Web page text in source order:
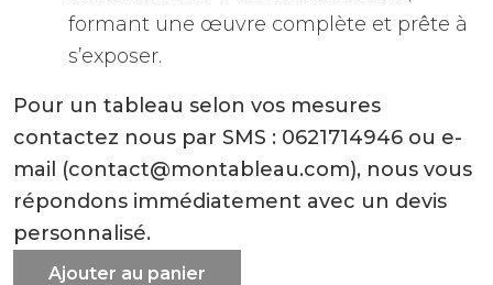
formant une œuvre complète et prête à
s’exposer.
Pour un tableau selon vos mesures
contactez nous par SMS : 0621714946 ou e-
mail (contact@montableau.com), nous vous
répondons immédiatement avec un devis
personnalisé.
Ajouter au panier